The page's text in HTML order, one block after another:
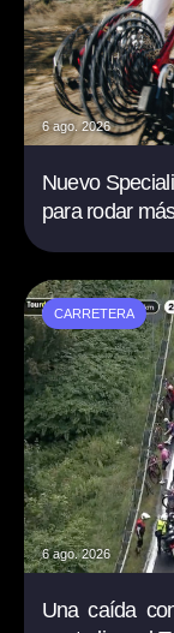
6 ago. 2026
Nuevo
para rodar
CARRETERA
6 ago. 2026
Una caída